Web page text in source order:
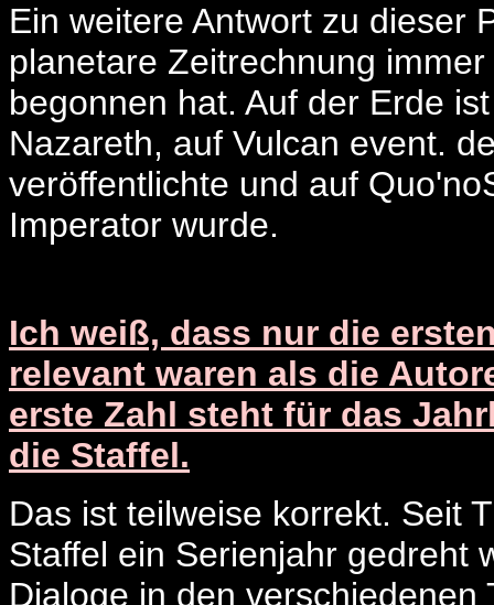
Ein weitere Antwort zu dieser
planetare Zeitrechnung
begonnen hat. Auf der Erde
Nazareth, auf Vulcan event.
veröffentlichte und auf
Imperator wurde.
Ich weiß, dass nur die
relevant waren als die
erste Zahl steht für das
die Staffel.
Das ist teilweise korrekt. Seit
Staffel ein Serienjahr gedreht
Dialoge in den